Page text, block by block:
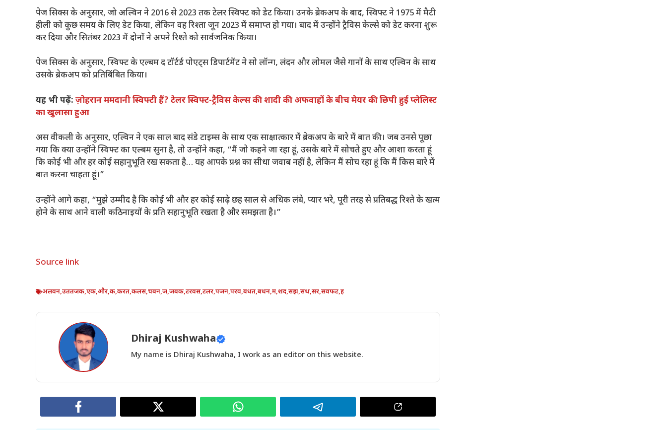
पेज सिक्स के अनुसार, जो अल्विन ने 2016 से 2023 तक टेलर स्विफ्ट को डेट किया। उनके ब्रेकअप के बाद, स्विफ्ट ने 1975 में मैटी
हीली को कुछ समय के लिए डेट किया, लेकिन वह रिश्ता जून 2023 में समाप्त हो गया। बाद में उन्होंने ट्रैविस केल्से को डेट करना शुरू
कर दिया और सितंबर 2023 में दोनों ने अपने रिश्ते को सार्वजनिक किया।
पेज सिक्स के अनुसार, स्विफ्ट के एल्बम द टॉर्टर्ड पोएट्स डिपार्टमेंट ने सो लॉन्ग, लंदन और लोमल जैसे गानों के साथ एल्विन के साथ
उसके ब्रेकअप को प्रतिबिंबित किया।
यह भी पढ़ें: ज़ोहरान ममदानी स्विफ्टी हैं? टेलर स्विफ्ट-ट्रैविस केल्स की शादी की अफवाहों के बीच मेयर की छिपी हुई प्लेलिस्ट
का खुलासा हुआ
अस वीकली के अनुसार, एल्विन ने एक साल बाद संडे टाइम्स के साथ एक साक्षात्कार में ब्रेकअप के बारे में बात की। जब उनसे पूछा
गया कि क्या उन्होंने स्विफ्ट का एल्बम सुना है, तो उन्होंने कहा, “मैं जो कहने जा रहा हूं, उसके बारे में सोचते हुए और आशा करता हूं
कि कोई भी और हर कोई सहानुभूति रख सकता है… यह आपके प्रश्न का सीधा जवाब नहीं है, लेकिन मैं सोच रहा हूं कि मैं किस बारे में
बात करना चाहता हूं।”
उन्होंने आगे कहा, “मुझे उम्मीद है कि कोई भी और हर कोई साढ़े छह साल से अधिक लंबे, प्यार भरे, पूरी तरह से प्रतिबद्ध रिश्ते के खत्म
होने के साथ आने वाली कठिनाइयों के प्रति सहानुभूति रखता है और समझता है।”
Source link
अलवन,उततजक,एक,और,क,करत,कलस,चबन,ज,जबक,टरवस,टलर,पजन,परव,बधत,बधन,म,शद,सझ,सथ,सर,सवफट,ह
Dhiraj Kushwaha
My name is Dhiraj Kushwaha, I work as an editor on this website.